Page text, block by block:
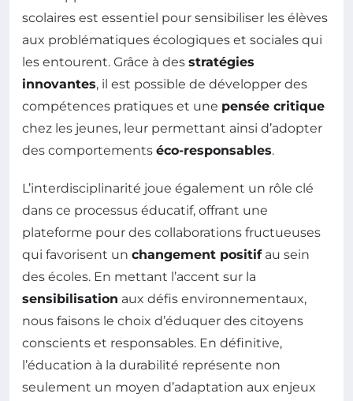
scolaires est essentiel pour sensibiliser les élèves
aux problématiques écologiques et sociales qui
les entourent. Grâce à des stratégies
innovantes, il est possible de développer des
compétences pratiques et une pensée critique
chez les jeunes, leur permettant ainsi d’adopter
des comportements éco-responsables.
L’interdisciplinarité joue également un rôle clé
dans ce processus éducatif, offrant une
plateforme pour des collaborations fructueuses
qui favorisent un changement positifau sein
des écoles. En mettant l’accent sur la
sensibilisation aux défis environnementaux,
nous faisons le choix d’éduquer des citoyens
conscients et responsables. En définitive,
l’éducation à la durabilité représente non
seulement un moyen d’adaptation aux enjeux